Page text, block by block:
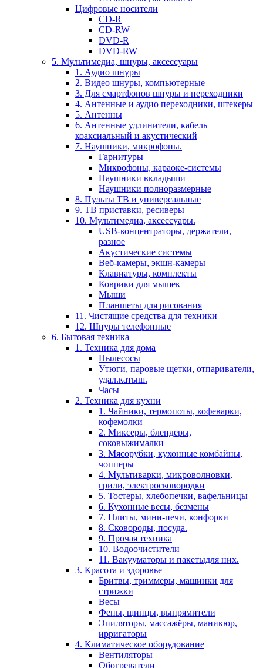
Цифровые носители
CD-R
CD-RW
DVD-R
DVD-RW
5. Мультимедиа, шнуры, аксессуары
1. Аудио шнуры
2. Видео шнуры, компьютерные
3. Для смартфонов шнуры и переходники
4. Антенные и аудио переходники, штекеры
5. Антенны
6. Антенные удлинители, кабель
коаксиальный и акустический
7. Наушники, микрофоны.
Гарнитуры
Микрофоны, караоке-системы
Наушники вкладыши
Наушники полноразмерные
8. Пульты ТВ и универсальные
9. ТВ приставки, ресиверы
10. Мультимедиа, аксессуары.
USB-концентраторы, держатели,
разное
Акустические системы
Веб-камеры, экшн-камеры
Клавиатуры, комплекты
Коврики для мышек
Мыши
Планшеты для рисования
11. Чистящие средства для техники
12. Шнуры телефонные
6. Бытовая техника
1. Техника для дома
Пылесосы
Утюги, паровые щетки, отпариватели,
удал.катыш.
Часы
2. Техника для кухни
1. Чайники, термопоты, кофеварки,
кофемолки
2. Миксеры, блендеры,
соковыжималки
3. Мясорубки, кухонные комбайны,
чопперы
4. Мультиварки, микроволновки,
грили, электросковородки
5. Тостеры, хлебопечки, вафельницы
6. Кухонные весы, безмены
7. Плиты, мини-печи, конфорки
8. Сковороды, посуда.
9. Прочая техника
10. Водоочистители
11. Вакууматоры и пакетыдля них.
3. Красота и здоровье
Бритвы, триммеры, машинки для
стрижки
Весы
Фены, щипцы, выпрямители
Эпиляторы, массажёры, маникюр,
ирригаторы
4. Климатическое оборудование
Вентиляторы
Обогреватели